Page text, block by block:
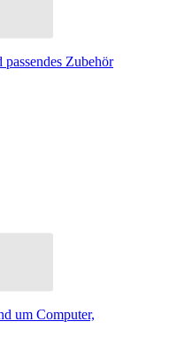
passendes Zubehör
um Computer,